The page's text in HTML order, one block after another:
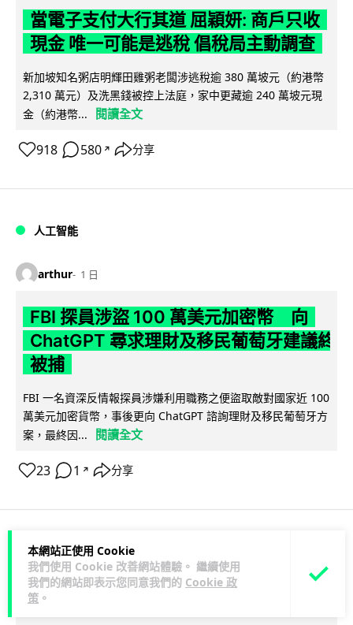
本網站正使用 Cookie
我們使用 Cookie 改善網站體驗。 繼續使用
我們的網站即表示您同意我們的 Cookie 政
策 。
當電子支付大行其道 屈穎妍: 商戶只收
現金 唯一可能是逃稅 倡稅局主動調查
新加坡知名粥店明輝田雞粥老闆涉逃稅逾 380 萬坡元（約港幣
2,310 萬元）及洗黑錢被控上法庭，家中更藏逾 240 萬坡元現
金（約港幣...
閱讀全文
918 580 ↗ 分享
人工智能
arthur 1 日
FBI 探員涉盜 100 萬美元加密幣 向
ChatGPT 尋求理財及移民葡萄牙建議終
被捕
FBI 一名資深反情報探員涉嫌利用職務之便盜取敵對國家近 100
萬美元加密貨幣，事後更向 ChatGPT 諮詢理財及移民葡萄牙方
案，最終因...
閱讀全文
23 1 ↗ 分享
科技娛樂 生活科技
arthur